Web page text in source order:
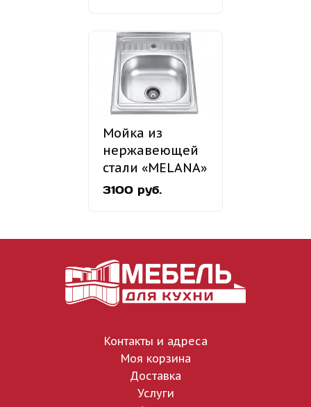
Мойка из
нержавеющей
стали «MELANA»
MLN-5060
3100 руб.
Контакты и адреса
Моя корзина
Доставка
Услуги